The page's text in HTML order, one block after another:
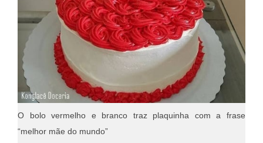
O bolo vermelho e branco traz plaquinha com a frase
“melhor mãe do mundo”